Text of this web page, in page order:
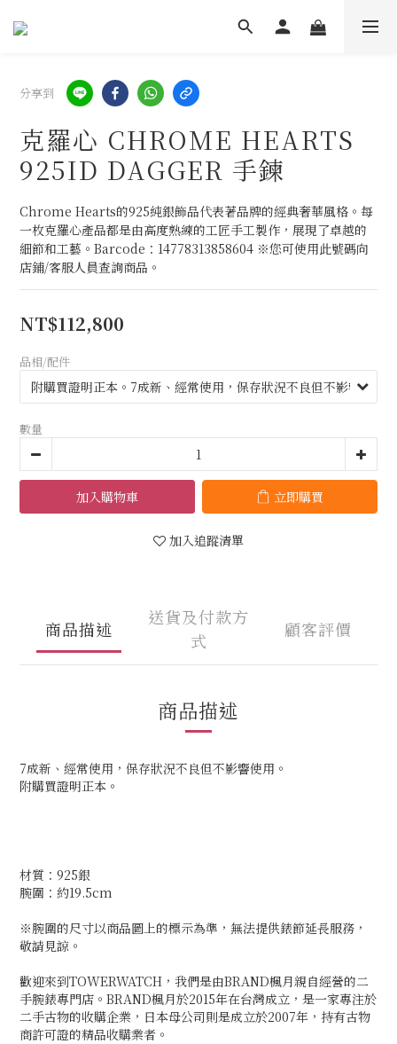
分享到
克羅心 CHROME HEARTS
925ID DAGGER 手鍊
Chrome Hearts的925純銀飾品代表著品牌的經典奢華風格。每
一枚克羅心產品都是由高度熟練的工匠手工製作，展現了卓越的
細節和工藝。Barcode：14778313858604 ※您可使用此號碼向
店鋪/客服人員查詢商品。
NT$112,800
品相/配件
數量
加入購物車 立即購買
加入追蹤清單
商品描述
送貨及付款方
式
顧客評價
商品描述
7成新、經常使用，保存狀況不良但不影響使用。
附購買證明正本。
材質：925銀
腕圍：約19.5cm
※腕圍的尺寸以商品圖上的標示為準，無法提供錶節延長服務，
敬請見諒。
歡迎來到TOWERWATCH，我們是由BRAND楓月親自經營的二
手腕錶專門店。BRAND楓月於2015年在台灣成立，是一家專注於
二手古物的收購企業，日本母公司則是成立於2007年，持有古物
商許可證的精品收購業者。